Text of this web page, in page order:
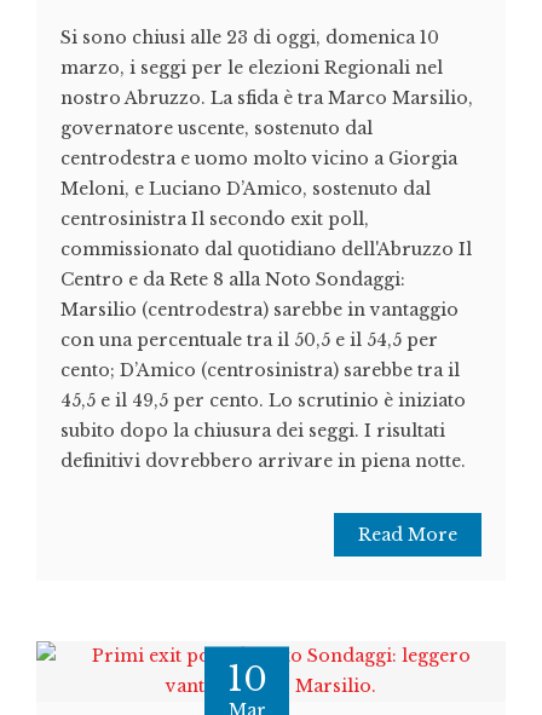
Si sono chiusi alle 23 di oggi, domenica 10
marzo, i seggi per le elezioni Regionali nel
nostro Abruzzo. La sfida è tra Marco Marsilio,
governatore uscente, sostenuto dal
centrodestra e uomo molto vicino a Giorgia
Meloni, e Luciano D’Amico, sostenuto dal
centrosinistra Il secondo exit poll,
commissionato dal quotidiano dell'Abruzzo Il
Centro e da Rete 8 alla Noto Sondaggi:
Marsilio (centrodestra) sarebbe in vantaggio
con una percentuale tra il 50,5 e il 54,5 per
cento; D’Amico (centrosinistra) sarebbe tra il
45,5 e il 49,5 per cento. Lo scrutinio è iniziato
subito dopo la chiusura dei seggi. I risultati
definitivi dovrebbero arrivare in piena notte.
Read More
10
Mar